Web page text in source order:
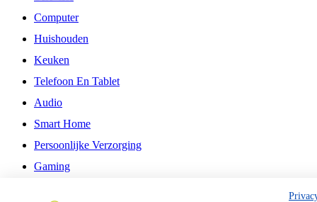
Computer
Huishouden
Keuken
Telefoon En Tablet
Audio
Smart Home
Persoonlijke Verzorging
Gaming